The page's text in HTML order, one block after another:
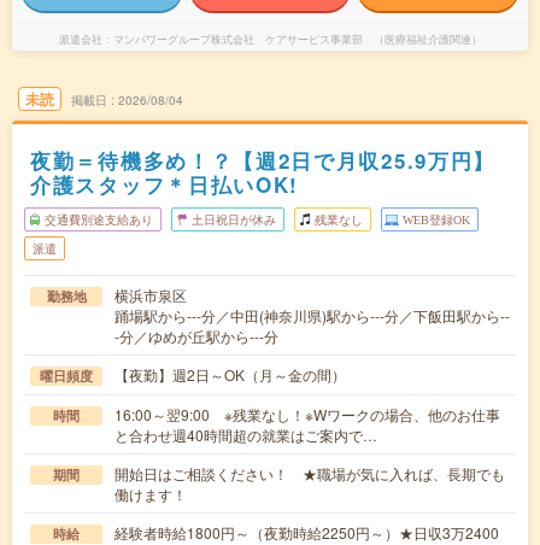
派遣会社 マンパワーグループ株式会社 ケアサービス事業部 （医療福祉介護関連）
未読 掲載日 2026/08/04
夜勤＝待機多め！？【週2日で月収25.9万円】
介護スタッフ＊日払いOK!
交通費別途支給あり 土日祝日が休み 残業なし WEB登録OK
派遣
勤務地
横浜市泉区
踊場駅から---分／中田(神奈川県)駅から---分／下飯田駅から--
-分／ゆめが丘駅から---分
曜日頻度 【夜勤】週2日～OK（月～金の間）
時間
16:00～翌9:00 ※残業なし！※Wワークの場合、他のお仕事
と合わせ週40時間超の就業はご案内で…
期間
開始日はご相談ください！ ★職場が気に入れば、長期でも
働けます！
時給
経験者時給1800円～（夜勤時給2250円～）★日収3万2400